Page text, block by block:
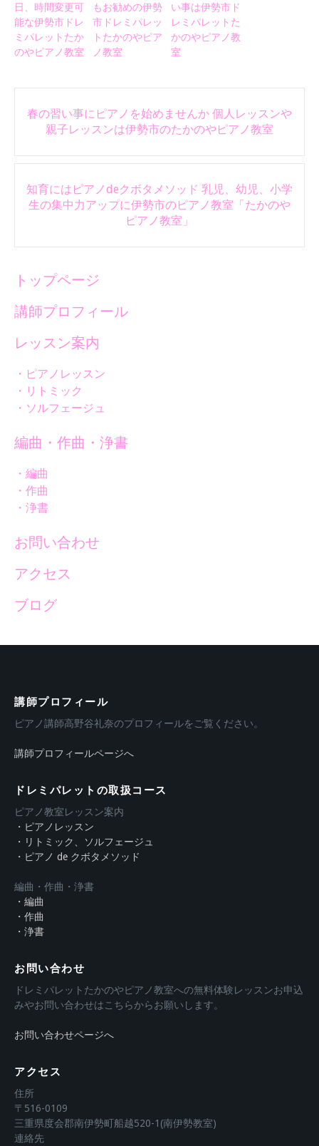
日、時間変更可
能な伊勢市ドレ
ミパレットたか
のやピアノ教室
もお勧めの伊勢
市ドレミパレッ
トたかのやピア
ノ教室
い事は伊勢市ド
レミパレットた
かのやピアノ教
室
navigation
春の習い事にピアノを始めませんか 個人レッスンや
親子レッスンは伊勢市のたかのやピアノ教室
知育にはピアノdeクボタメソッド 乳児、幼児、小学
生の集中力アップに伊勢市のピアノ教室「たかのや
ピアノ教室」
トップページ
講師プロフィール
レッスン案内
・ピアノレッスン
・リトミック
・ソルフェージュ
編曲・作曲・浄書
・編曲
・作曲
・浄書
お問い合わせ
アクセス
ブログ
講師プロフィール
ピアノ講師高野谷礼奈のプロフィールをご覧ください。
講師プロフィールページへ
ドレミパレットの取扱コース
ピアノ教室レッスン案内
・ピアノレッスン
・リトミック、ソルフェージュ
・ピアノ de クボタメソッド
編曲・作曲・浄書
・編曲
・作曲
・浄書
お問い合わせ
ドレミパレットたかのやピアノ教室への無料体験レッスンお申込
みやお問い合わせはこちらからお願いします。
お問い合わせページへ
アクセス
住所
〒516-0109
三重県度会郡南伊勢町船越520-1(南伊勢教室)
連絡先